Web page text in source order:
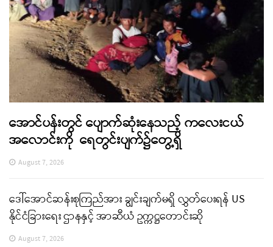
အောင်ပန်းတွင် ပျောက်ဆုံးနေသည့် ကလေးငယ်
အလောင်းကို ရေတွင်းပျက်၌တွေ့ရှိ
August 7, 2026
ဒေါ်အောင်ဆန်းစုကြည်အား ချွင်းချက်မရှိ လွှတ်ပေးရန် US
နိုင်ငံခြားရေး ဌာနနှင့် အာဆီယံ ဥက္ကဋ္ဌတောင်းဆို
August 7, 2026